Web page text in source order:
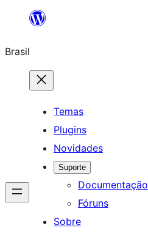
o
conteúdo
Brasil
Temas
Plugins
Novidades
Suporte
Documentação
Fóruns
Sobre